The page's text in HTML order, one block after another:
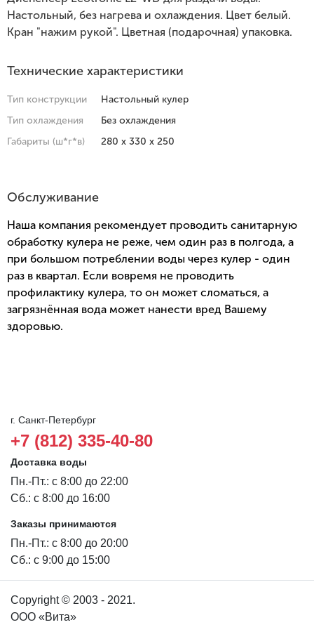
Настольный, без нагрева и охлаждения. Цвет белый.
Кран "нажим рукой". Цветная (подарочная) упаковка.
Технические характеристики
Тип конструкции
Тип охлаждения
Габариты (ш*г*в)
Настольный кулер
Без охлаждения
280 x 330 x 250
Обслуживание
Наша компания рекомендует проводить санитарную
обработку кулера не реже, чем один раз в полгода, а
при большом потреблении воды через кулер - один
раз в квартал. Если вовремя не проводить
профилактику кулера, то он может сломаться, а
загрязнённая вода может нанести вред Вашему
здоровью.
г. Санкт-Петербург
+7 (812) 335-40-80
Доставка воды
Пн.-Пт.: с 8:00 до 22:00
Сб.: с 8:00 до 16:00
Заказы принимаются
Пн.-Пт.: с 8:00 до 20:00
Сб.: с 9:00 до 15:00
Copyright © 2003 - 2021.
ООО «Вита»